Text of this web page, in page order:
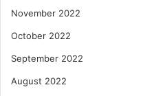
November 2022
October 2022
September 2022
August 2022